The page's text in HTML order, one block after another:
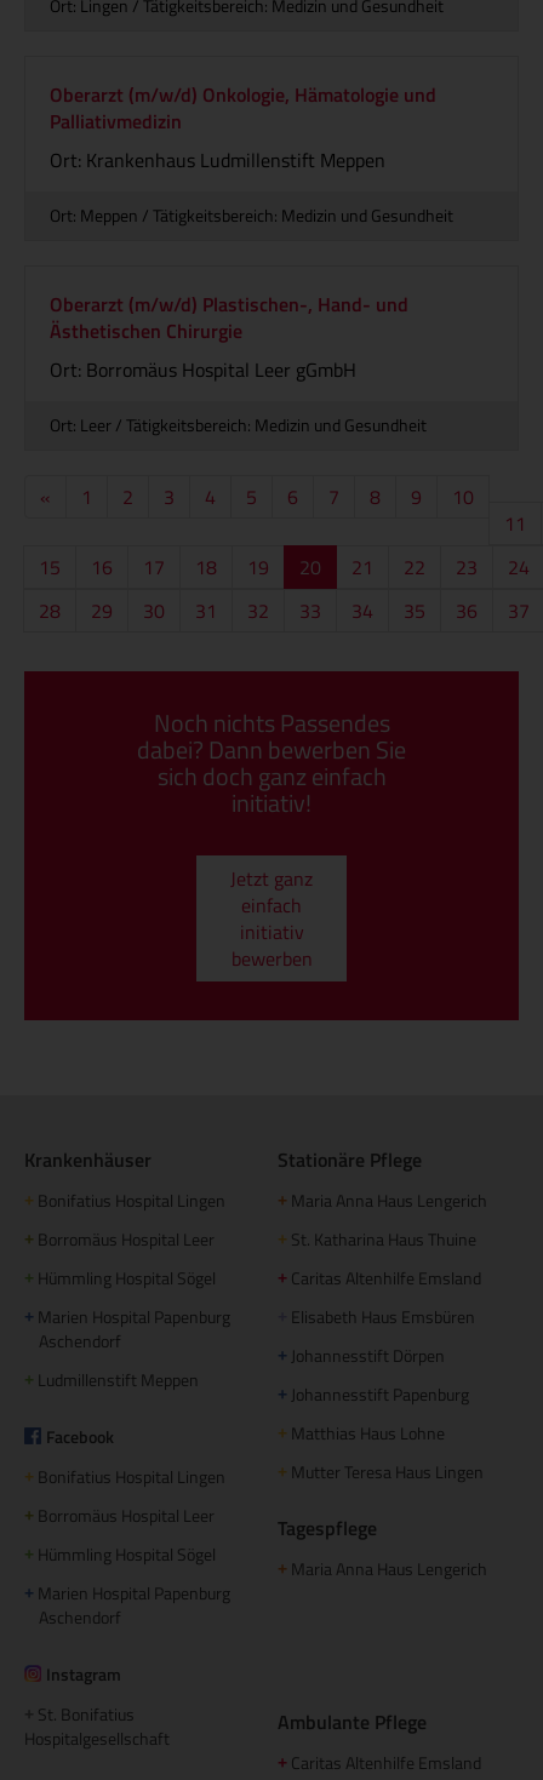
Ort: Lingen / Tätigkeitsbereich: Medizin und Gesundheit
Oberarzt (m/w/d) Onkologie, Hämatologie und
Palliativmedizin
Ort: Krankenhaus Ludmillenstift Meppen
Ort: Meppen / Tätigkeitsbereich: Medizin und Gesundheit
Oberarzt (m/w/d) Plastischen-, Hand- und
Ästhetischen Chirurgie
Ort: Borromäus Hospital Leer gGmbH
Ort: Leer / Tätigkeitsbereich: Medizin und Gesundheit
« Vorherige
1 2 3 4 5 6 7 8 9
10
11
15
16 17 18 19 20 21 22 23
24
28
29 30 31 32 33 34 35 36 37
Noch nichts Passendes
dabei? Dann bewerben Sie
sich doch ganz einfach
initiativ!
Jetzt ganz
einfach
initiativ
bewerben
Krankenhäuser
+ Bonifatius Hospital Lingen
+ Borromäus Hospital Leer
+ Hümmling Hospital Sögel
+ Marien Hospital Papenburg
Aschendorf
+ Ludmillenstift Meppen
Facebook
+ Bonifatius Hospital Lingen
+ Borromäus Hospital Leer
+ Hümmling Hospital Sögel
+ Marien Hospital Papenburg
Aschendorf
Instagram
St. Bonifatius
Hospitalgesellschaft
Stationäre Pflege
+ Maria Anna Haus Lengerich
+ St. Katharina Haus Thuine
+ Caritas Altenhilfe Emsland
Elisabeth Haus Emsbüren
+ Johannesstift Dörpen
+ Johannesstift Papenburg
+ Matthias Haus Lohne
+ Mutter Teresa Haus Lingen
Tagespflege
+ Maria Anna Haus Lengerich
Ambulante Pflege
+ Caritas Altenhilfe Emsland